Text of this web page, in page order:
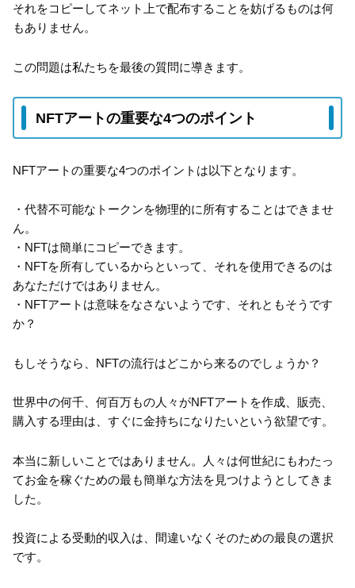
それをコピーしてネット上で配布することを妨げるものは何
もありません。
この問題は私たちを最後の質問に導きます。
NFTアートの重要な4つのポイント
NFTアートの重要な4つのポイントは以下となります。
・代替不可能なトークンを物理的に所有することはできませ
ん。
・NFTは簡単にコピーできます。
・NFTを所有しているからといって、それを使用できるのは
あなただけではありません。
・NFTアートは意味をなさないようです、それともそうです
か？
もしそうなら、NFTの流行はどこから来るのでしょうか？
世界中の何千、何百万もの人々がNFTアートを作成、販売、
購入する理由は、すぐに金持ちになりたいという欲望です。
本当に新しいことではありません。人々は何世紀にもわたっ
てお金を稼ぐための最も簡単な方法を見つけようとしてきま
した。
投資による受動的収入は、間違いなくそのための最良の選択
です。